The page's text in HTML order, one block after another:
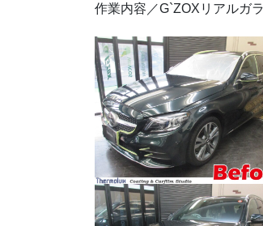
作業内容／G`ZOXリアルガ